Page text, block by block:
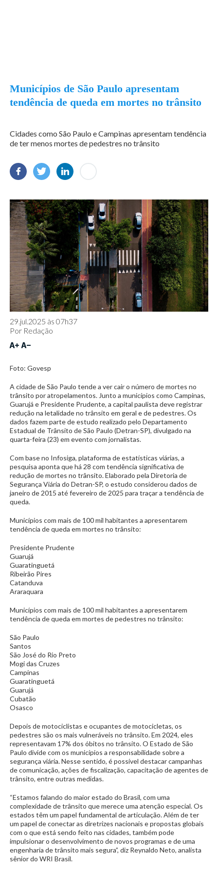
Municípios de São Paulo apresentam
tendência de queda em mortes no trânsito
Cidades como São Paulo e Campinas apresentam tendência
de ter menos mortes de pedestres no trânsito
29.jul.2025 às 07h37
Por Redação
Foto: Govesp
A cidade de São Paulo tende a ver cair o número de mortes no
trânsito por atropelamentos. Junto a municípios como Campinas,
Guarujá e Presidente Prudente, a capital paulista deve registrar
redução na letalidade no trânsito em geral e de pedestres. Os
dados fazem parte de estudo realizado pelo Departamento
Estadual de Trânsito de São Paulo (Detran-SP), divulgado na
quarta-feira (23) em evento com jornalistas.
Com base no Infosiga, plataforma de estatísticas viárias, a
pesquisa aponta que há 28 com tendência significativa de
redução de mortes no trânsito. Elaborado pela Diretoria de
Segurança Viária do Detran-SP, o estudo considerou dados de
janeiro de 2015 até fevereiro de 2025 para traçar a tendência de
queda.
Municípios com mais de 100 mil habitantes a apresentarem
tendência de queda em mortes no trânsito:
Presidente Prudente
Guarujá
Guaratinguetá
Ribeirão Pires
Catanduva
Araraquara
Municípios com mais de 100 mil habitantes a apresentarem
tendência de queda em mortes de pedestres no trânsito:
São Paulo
Santos
São José do Rio Preto
Mogi das Cruzes
Campinas
Guaratinguetá
Guarujá
Cubatão
Osasco
Depois de motociclistas e ocupantes de motocicletas, os
pedestres são os mais vulneráveis no trânsito. Em 2024, eles
representavam 17% dos óbitos no trânsito. O Estado de São
Paulo divide com os municípios a responsabilidade sobre a
segurança viária. Nesse sentido, é possível destacar campanhas
de comunicação, ações de fiscalização, capacitação de agentes de
trânsito, entre outras medidas.
“Estamos falando do maior estado do Brasil, com uma
complexidade de trânsito que merece uma atenção especial. Os
estados têm um papel fundamental de articulação. Além de ter
um papel de conectar as diretrizes nacionais e propostas globais
com o que está sendo feito nas cidades, também pode
impulsionar o desenvolvimento de novos programas e de uma
engenharia de trânsito mais segura”, diz Reynaldo Neto, analista
sênior do WRI Brasil.